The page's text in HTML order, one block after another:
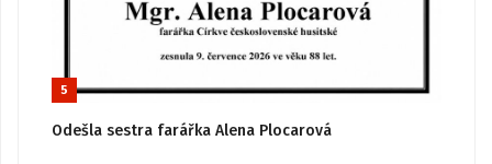
5
Odešla sestra farářka Alena Plocarová